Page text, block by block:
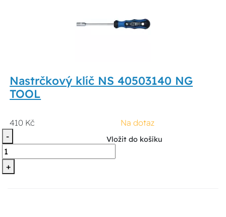
Nastrčkový klíč NS 40503140 NG
TOOL
410 Kč
Na dotaz
-
+
Vložit do košíku